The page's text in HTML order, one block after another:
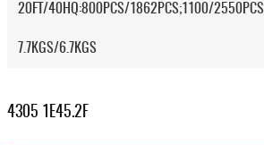
20FT/40HQ:800PCS/1862PCS;1100/2550PCS
7.7KGS/6.7KGS
4305 1E45.2F